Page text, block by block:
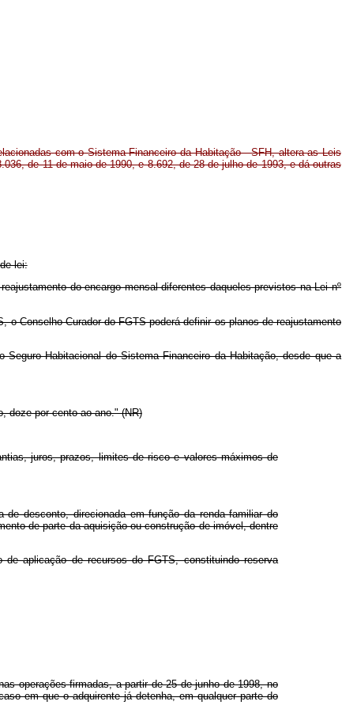
com o Sistema Financeiro da Habitação - SFH, altera as Leis
de 11 de maio de 1990, e 8.692, de 28 de julho de 1993, e dá outras
lei:
do encargo mensal diferentes daqueles previstos na Lei nº
Curador do FGTS poderá definir os planos de reajustamento
Habitacional do Sistema Financeiro da Habitação, desde que a
doze por cento ao ano." (NR)
juros, prazos, limites de risco e valores máximos de
desconto, direcionada em função da renda familiar do
de parte da aquisição ou construção de imóvel, dentre
aplicação de recursos do FGTS, constituindo reserva
operações firmadas, a partir de 25 de junho de 1998, no
em que o adquirente já detenha, em qualquer parte do